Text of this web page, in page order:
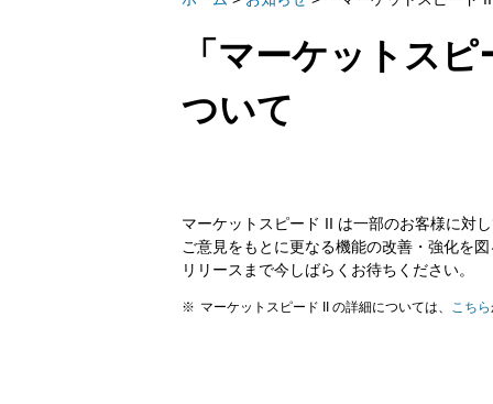
「マーケットス
ついて
マーケットスピード II は一部のお客様に対
ご意見をもとに更なる機能の改善・強化を
リリースまで今しばらくお待ちください。
マーケットスピード II の詳細については、 こちら